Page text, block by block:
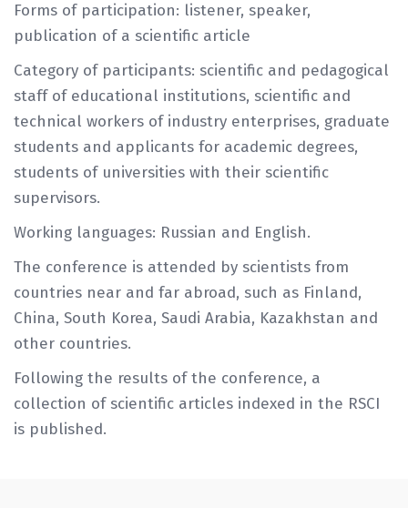
Forms of participation: listener, speaker,
publication of a scientific article
Category of participants: scientific and pedagogical
staff of educational institutions, scientific and
technical workers of industry enterprises, graduate
students and applicants for academic degrees,
students of universities with their scientific
supervisors.
Working languages: Russian and English.
The conference is attended by scientists from
countries near and far abroad, such as Finland,
China, South Korea, Saudi Arabia, Kazakhstan and
other countries.
Following the results of the conference, a
collection of scientific articles indexed in the RSCI
is published.